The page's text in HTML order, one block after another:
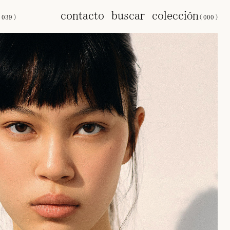
039 ) contacto buscar colección
( 000 )